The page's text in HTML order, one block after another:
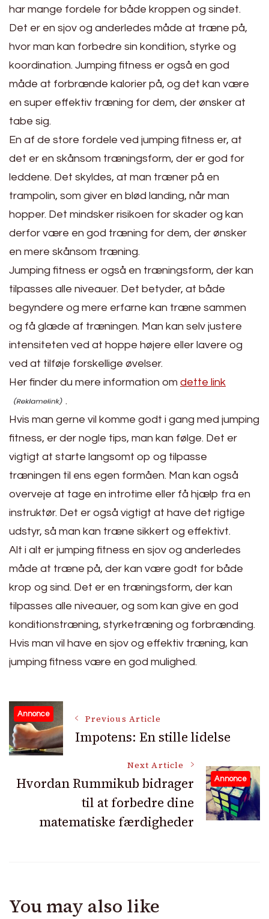
har mange fordele for både kroppen og sindet.
Det er en sjov og anderledes måde at træne på,
hvor man kan forbedre sin kondition, styrke og
koordination. Jumping fitness er også en god
måde at forbrænde kalorier på, og det kan være
en super effektiv træning for dem, der ønsker at
tabe sig.
En af de store fordele ved jumping fitness er, at
det er en skånsom træningsform, der er god for
leddene. Det skyldes, at man træner på en
trampolin, som giver en blød landing, når man
hopper. Det mindsker risikoen for skader og kan
derfor være en god træning for dem, der ønsker
en mere skånsom træning.
Jumping fitness er også en træningsform, der kan
tilpasses alle niveauer. Det betyder, at både
begyndere og mere erfarne kan træne sammen
og få glæde af træningen. Man kan selv justere
intensiteten ved at hoppe højere eller lavere og
ved at tilføje forskellige øvelser.
Her finder du mere information om dette link
.
Hvis man gerne vil komme godt i gang med jumping
fitness, er der nogle tips, man kan følge. Det er
vigtigt at starte langsomt op og tilpasse
træningen til ens egen formåen. Man kan også
overveje at tage en introtime eller få hjælp fra en
instruktør. Det er også vigtigt at have det rigtige
udstyr, så man kan træne sikkert og effektivt.
Alt i alt er jumping fitness en sjov og anderledes
måde at træne på, der kan være godt for både
krop og sind. Det er en træningsform, der kan
tilpasses alle niveauer, og som kan give en god
konditionstræning, styrketræning og forbrænding.
Hvis man vil have en sjov og effektiv træning, kan
jumping fitness være en god mulighed.
Post
Navigation
Annonce Previous Article
Impotens: En stille lidelse
Annonce
Next Article
Hvordan Rummikub bidrager
til at forbedre dine
matematiske færdigheder
You may also like